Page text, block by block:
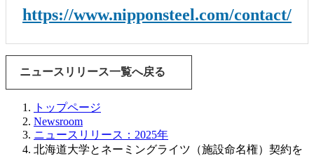
https://www.nipponsteel.com/contact/
ニュースリリース一覧へ戻る
トップページ
Newsroom
ニュースリリース：2025年
北海道大学とネーミングライツ（施設命名権）契約を